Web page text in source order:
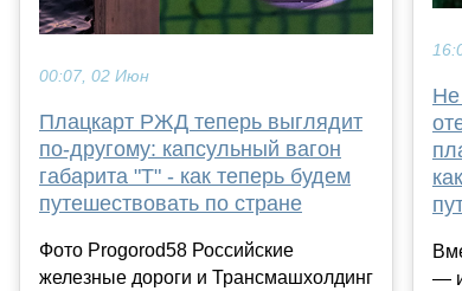
00:07, 02 Июн
Плацкарт РЖД теперь выглядит
по-другому: капсульный вагон
габарита "Т" - как теперь будем
путешествовать по стране
Фото Progorod58 Российские
железные дороги и Трансмашхолдинг
Не
—